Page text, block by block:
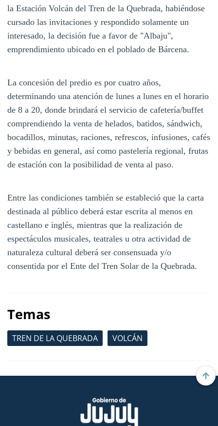
la Estación Volcán del Tren de la Quebrada, habiéndose
cursado las invitaciones y respondido solamente un
interesado, la decisión fue a favor de "Albaju",
emprendimiento ubicado en el poblado de Bárcena.
La concesión del predio es por cuatro años,
determinando una atención de lunes a lunes en el horario
de 8 a 20, donde brindará el servicio de cafetería/buffet
comprendiendo la venta de helados, batidos, sándwich,
bocadillos, minutas, raciones, refrescos, infusiones, cafés
y bebidas en general, así como pastelería regional, frutas
de estación con la posibilidad de venta al paso.
Entre las condiciones también se estableció que la carta
destinada al público deberá estar escrita al menos en
castellano e inglés, mientras que la realización de
espectáculos musicales, teatrales u otra actividad de
naturaleza cultural deberá ser consensuada y/o
consentida por el Ente del Tren Solar de la Quebrada.
Temas
TREN DE LA QUEBRADA VOLCÁN